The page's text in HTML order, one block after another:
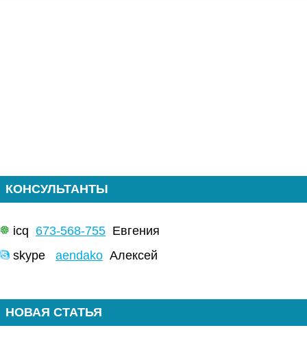
КОНСУЛЬТАНТЫ
icq 673-568-755 Евгения
skype aendako Алексей
НОВАЯ СТАТЬЯ